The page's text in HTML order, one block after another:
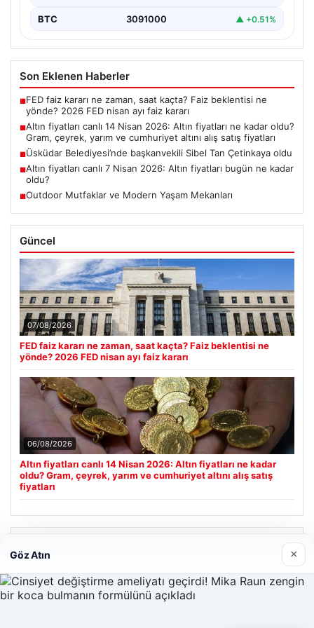
BTC 3091000 ▲ +0.51%
Son Eklenen Haberler
■FED faiz kararı ne zaman, saat kaçta? Faiz beklentisi ne
yönde? 2026 FED nisan ayı faiz kararı
■Altın fiyatları canlı 14 Nisan 2026: Altın fiyatları ne kadar oldu?
Gram, çeyrek, yarım ve cumhuriyet altını alış satış fiyatları
■Üsküdar Belediyesi’nde başkanvekili Sibel Tan Çetinkaya oldu
■Altın fiyatları canlı 7 Nisan 2026: Altın fiyatları bugün ne kadar
oldu?
■Outdoor Mutfaklar ve Modern Yaşam Mekanları
Güncel
07/08/2026
FED faiz kararı ne zaman, saat kaçta? Faiz beklentisi ne
yönde? 2026 FED nisan ayı faiz kararı
06/08/2026
Altın fiyatları canlı 14 Nisan 2026: Altın fiyatları ne kadar
oldu? Gram, çeyrek, yarım ve cumhuriyet altını alış satış
fiyatları
Göz Atın ×